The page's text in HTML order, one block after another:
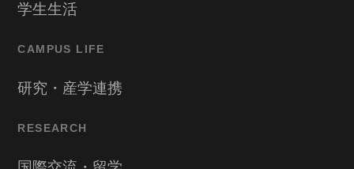
学生生活
CAMPUS LIFE
研究・産学連携
RESEARCH